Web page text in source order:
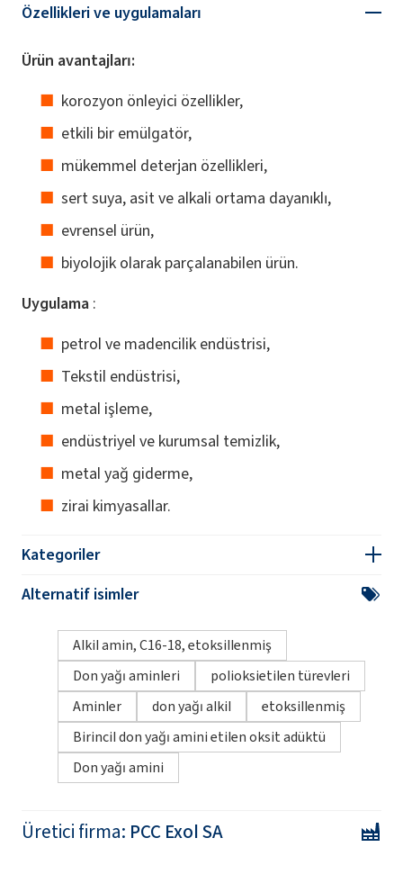
Özellikleri ve uygulamaları
Ürün avantajları:
korozyon önleyici özellikler,
etkili bir emülgatör,
mükemmel deterjan özellikleri,
sert suya, asit ve alkali ortama dayanıklı,
evrensel ürün,
biyolojik olarak parçalanabilen ürün.
Uygulama :
petrol ve madencilik endüstrisi,
Tekstil endüstrisi,
metal işleme,
endüstriyel ve kurumsal temizlik,
metal yağ giderme,
zirai kimyasallar.
Kategoriler
Alternatif isimler
Alkil amin, C16-18, etoksillenmiş
Don yağı aminleri
polioksietilen türevleri
Aminler
don yağı alkil
etoksillenmiş
Birincil don yağı amini etilen oksit adüktü
Don yağı amini
Üretici firma: PCC Exol SA